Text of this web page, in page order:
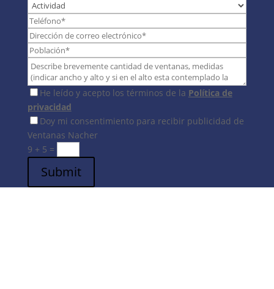
He leído y acepto los términos de la Política de
privacidad
Doy mi consentimiento para recibir publicidad de
Ventanas Nacher
9 + 5 =
Submit